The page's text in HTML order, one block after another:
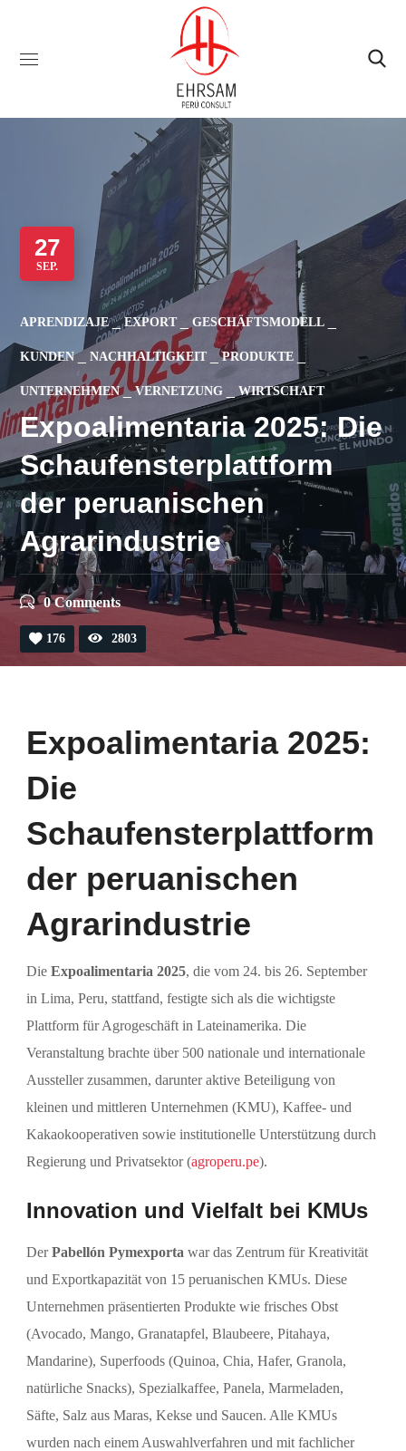
27
SEP.
APRENDIZAJE EXPORT GESCHÄFTSMODELL
KUNDEN NACHHALTIGKEIT PRODUKTE
UNTERNEHMEN VERNETZUNG WIRTSCHAFT
Expoalimentaria 2025: Die
Schaufensterplattform
der peruanischen
Agrarindustrie
0 Comments
176 2803
Expoalimentaria 2025:
Die
Schaufensterplattform
der peruanischen
Agrarindustrie
DieExpoalimentaria 2025, die vom 24. bis 26. September
in Lima, Peru, stattfand, festigte sich als die wichtigste
Plattform für Agrogeschäft in Lateinamerika. Die
Veranstaltung brachte über 500 nationale und internationale
Aussteller zusammen, darunter aktive Beteiligung von
kleinen und mittleren Unternehmen (KMU), Kaffee- und
Kakaokooperativen sowie institutionelle Unterstützung durch
Regierung und Privatsektor (agroperu.pe).
Innovation und Vielfalt bei KMUs
DerPabellón Pymexporta war das Zentrum für Kreativität
und Exportkapazität von 15 peruanischen KMUs. Diese
Unternehmen präsentierten Produkte wie frisches Obst
(Avocado, Mango, Granatapfel, Blaubeere, Pitahaya,
Mandarine), Superfoods (Quinoa, Chia, Hafer, Granola,
natürliche Snacks), Spezialkaffee, Panela, Marmeladen,
Säfte, Salz aus Maras, Kekse und Saucen. Alle KMUs
wurden nach einem Auswahlverfahren und mit fachlicher